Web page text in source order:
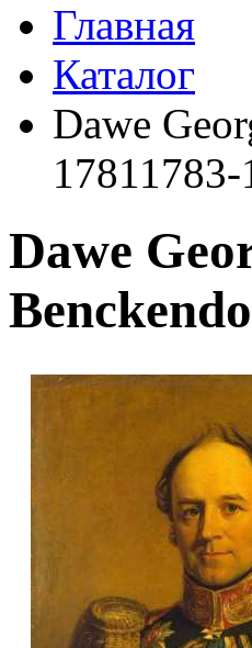
Главная
Каталог
Dawe
Dawe